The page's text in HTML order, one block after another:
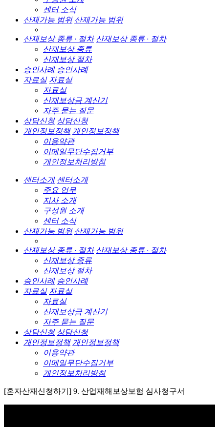
센터 소식
산재가능 범위 산재가능 범위
산재보상 종류 · 절차 산재보상 종류 · 절차
산재보상 종류
산재보상 절차
승인사례 승인사례
자료실 자료실
자료실
산재보상금 계산기
자주 묻는 질문
상담신청 상담신청
개인정보정책 개인정보정책
이용약관
이메일무단수집거부
개인정보처리방침
센터소개 센터소개
주요 업무
지사 소개
구성원 소개
센터 소식
산재가능 범위 산재가능 범위
산재보상 종류 · 절차 산재보상 종류 · 절차
산재보상 종류
산재보상 절차
승인사례 승인사례
자료실 자료실
자료실
산재보상금 계산기
자주 묻는 질문
상담신청 상담신청
개인정보정책 개인정보정책
이용약관
이메일무단수집거부
개인정보처리방침
[혼자산재신청하기] 9. 산업재해보상보험 심사청구서